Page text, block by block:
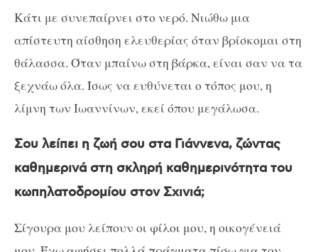
Κάτι με συνεπαίρνει στο νερό. Νιώθω μια
απίστευτη αίσθηση ελευθερίας όταν βρίσκομαι στη
θάλασσα. Όταν μπαίνω στη βάρκα, είναι σαν να τα
ξεχνάω όλα. Ίσως να ευθύνεται ο τόπος μου, η
λίμνη των Ιωαννίνων, εκεί όπου μεγάλωσα.
Σου λείπει η ζωή σου στα Γιάννενα, ζώντας
καθημερινά στη σκληρή καθημερινότητα του
κωπηλατοδρομίου στον Σχινιά;
Σίγουρα μου λείπουν οι φίλοι μου, η οικογένειά